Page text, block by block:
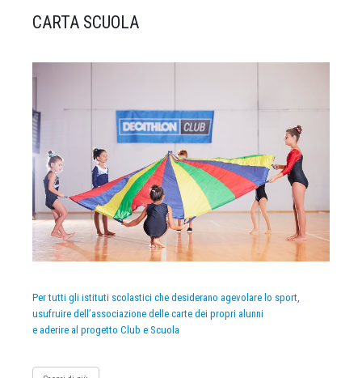
CARTA SCUOLA
Per tutti gli istituti scolastici che desiderano agevolare lo sport,
usufruire dell’associazione delle carte dei propri alunni
e aderire al progetto Club e Scuola